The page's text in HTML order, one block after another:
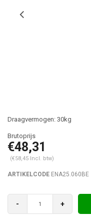
Draagvermogen: 30kg
€48,31
(€58,45 Incl. btw)
ARTIKELCODE ENA25.060BE
- +